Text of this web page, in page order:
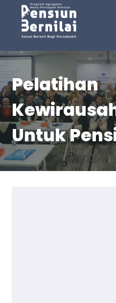
content
Pelatihan
Untuk